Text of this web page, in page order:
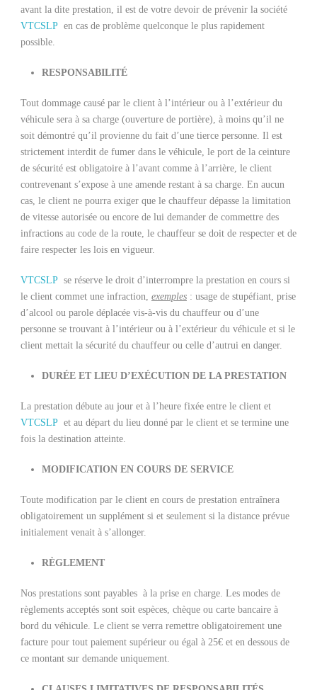
avant la dite prestation, il est de votre devoir de prévenir la société
VTCSLP en cas de problème quelconque le plus rapidement
possible.
RESPONSABILITÉ
Tout dommage causé par le client à l’intérieur ou à l’extérieur du
véhicule sera à sa charge (ouverture de portière), à moins qu’il ne
soit démontré qu’il provienne du fait d’une tierce personne. Il est
strictement interdit de fumer dans le véhicule, le port de la ceinture
de sécurité est obligatoire à l’avant comme à l’arrière, le client
contrevenant s’expose à une amende restant à sa charge. En aucun
cas, le client ne pourra exiger que le chauffeur dépasse la limitation
de vitesse autorisée ou encore de lui demander de commettre des
infractions au code de la route, le chauffeur se doit de respecter et de
faire respecter les lois en vigueur.
VTCSLP se réserve le droit d’interrompre la prestation en cours si
le client commet une infraction, exemples : usage de stupéfiant, prise
d’alcool ou parole déplacée vis-à-vis du chauffeur ou d’une
personne se trouvant à l’intérieur ou à l’extérieur du véhicule et si le
client mettait la sécurité du chauffeur ou celle d’autrui en danger.
DURÉE ET LIEU D’EXÉCUTION DE LA PRESTATION
La prestation débute au jour et à l’heure fixée entre le client et
VTCSLP et au départ du lieu donné par le client et se termine une
fois la destination atteinte.
MODIFICATION EN COURS DE SERVICE
Toute modification par le client en cours de prestation entraînera
obligatoirement un supplément si et seulement si la distance prévue
initialement venait à s’allonger.
RÈGLEMENT
Nos prestations sont payables à la prise en charge. Les modes de
règlements acceptés sont soit espèces, chèque ou carte bancaire à
bord du véhicule. Le client se verra remettre obligatoirement une
facture pour tout paiement supérieur ou égal à 25€ et en dessous de
ce montant sur demande uniquement.